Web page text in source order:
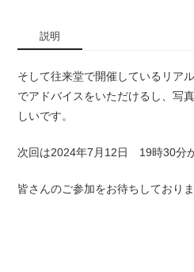
真
室
個
説明
そして往来堂で開催しているリア
でアドバイスをいただけるし、写
しいです。
次回は2024年7月12日 19時30分か
皆さんのご参加をお待ちしておりま